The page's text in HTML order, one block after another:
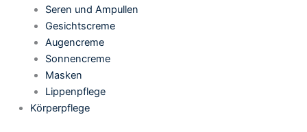
Seren und Ampullen
Gesichtscreme
Augencreme
Sonnencreme
Masken
Lippenpflege
Körperpflege